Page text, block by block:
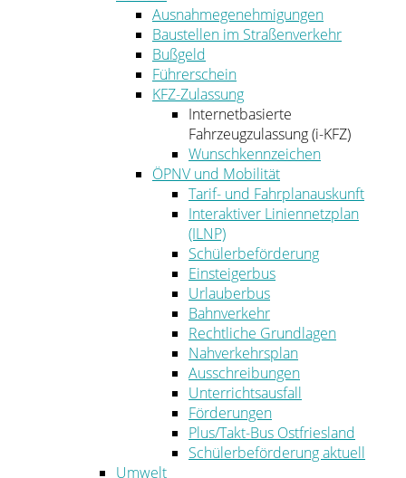
Ausnahmegenehmigungen
Baustellen im Straßenverkehr
Bußgeld
Führerschein
KFZ-Zulassung
Internetbasierte
Fahrzeugzulassung (i-KFZ)
Wunschkennzeichen
ÖPNV und Mobilität
Tarif- und Fahrplanauskunft
Interaktiver Liniennetzplan
(ILNP)
Schülerbeförderung
Einsteigerbus
Urlauberbus
Bahnverkehr
Rechtliche Grundlagen
Nahverkehrsplan
Ausschreibungen
Unterrichtsausfall
Förderungen
Plus/Takt-Bus Ostfriesland
Schülerbeförderung aktuell
Umwelt